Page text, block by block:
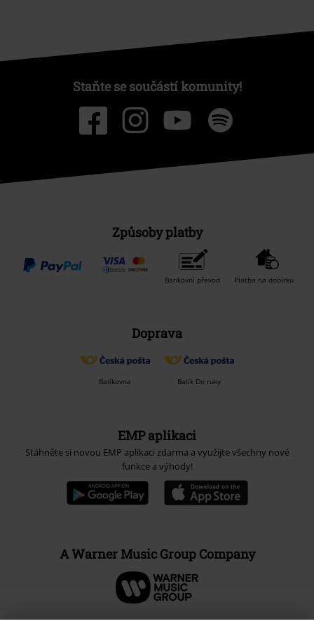
Staňte se součástí komunity!
Způsoby platby
Bankovní převod Platba na dobírku
Doprava
Balíkovna Balík Do ruky
EMP aplikaci
Stáhněte si novou EMP aplikaci zdarma a využijte všechny nové
funkce a výhody!
A Warner Music Group Company